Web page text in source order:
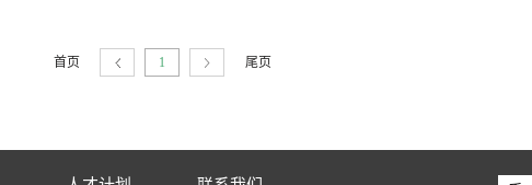
磨效率低，单位产品功耗大，同时易造成物料的过渡研磨，增加了生产厂家
成了严重的资源浪费。 球磨机使用变频调速后，具有以下优势： (1)实
调速范围宽，软起性能好；4、良好的过载能力及环境适应能力，运行可靠性
首页 1 尾页